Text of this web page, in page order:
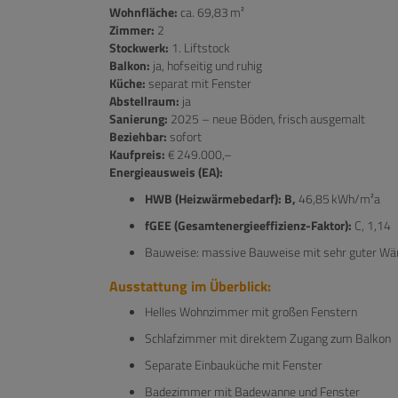
Wohnfläche: ca. 69,83 m²
Zimmer: 2
Stockwerk: 1. Liftstock
Balkon: ja, hofseitig und ruhig
Küche: separat mit Fenster
Abstellraum: ja
Sanierung: 2025 – neue Böden, frisch ausgemalt
Beziehbar: sofort
Kaufpreis:€ 249.000,–
Energieausweis (EA):
HWB (Heizwärmebedarf): B,46,85 kWh/m²a
fGEE (Gesamtenergieeffizienz-Faktor): C, 1,14
Bauweise: massive Bauweise mit sehr guter
Ausstattung im Überblick:
Helles Wohnzimmer mit großen Fenstern
Schlafzimmer mit direktem Zugang zum Balkon
Separate Einbauküche mit Fenster
Badezimmer mit Badewanne und Fenster